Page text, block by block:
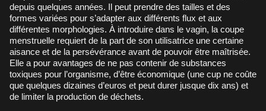
depuis quelques années. Il peut prendre des tailles et des
formes variées pour s’adapter aux différents flux et aux
différentes morphologies. À introduire dans le vagin, la coupe
menstruelle requiert de la part de son utilisatrice une certaine
aisance et de la persévérance avant de pouvoir être maîtrisée.
Elle a pour avantages de ne pas contenir de substances
toxiques pour l’organisme, d’être économique (une cup ne coûte
que quelques dizaines d’euros et peut durer jusque dix ans) et
de limiter la production de déchets.